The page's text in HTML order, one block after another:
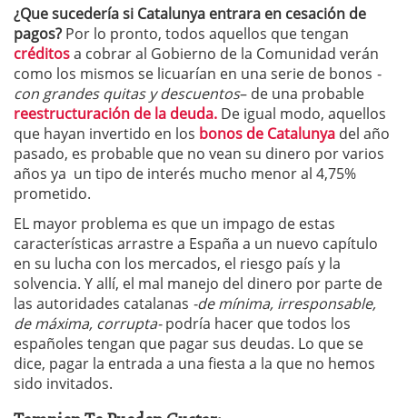
¿Que sucedería si Catalunya entrara en cesación de
pagos? Por lo pronto, todos aquellos que tengan
créditosa cobrar al Gobierno de la Comunidad verán
como los mismos se licuarían en una serie de bonos -
con grandes quitas y descuentos– de una probable
reestructuración de la deuda. De igual modo, aquellos
que hayan invertido en los bonos de Catalunya del año
pasado, es probable que no vean su dinero por varios
años ya un tipo de interés mucho menor al 4,75%
prometido.
EL mayor problema es que un impago de estas
características arrastre a España a un nuevo capítulo
en su lucha con los mercados, el riesgo país y la
solvencia. Y allí, el mal manejo del dinero por parte de
las autoridades catalanas -de mínima, irresponsable,
de máxima, corrupta-podría hacer que todos los
españoles tengan que pagar sus deudas. Lo que se
dice, pagar la entrada a una fiesta a la que no hemos
sido invitados.